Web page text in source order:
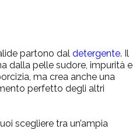
partono dal detergente. Il
dalla pelle sudore, impurità e
ma crea anche una
perfetto degli altri
scegliere tra un’ampia